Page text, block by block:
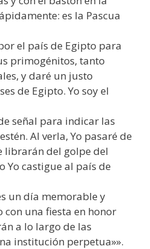
es la Pascua
el país de Egipto para
primogénitos, tanto
y daré un justo
de Egipto. Yo soy el
señal para indicar las
Al verla, Yo pasaré de
librarán del golpe del
Yo castigue al país de
un día memorable y
una fiesta en honor
a lo largo de las
institución perpetua»».